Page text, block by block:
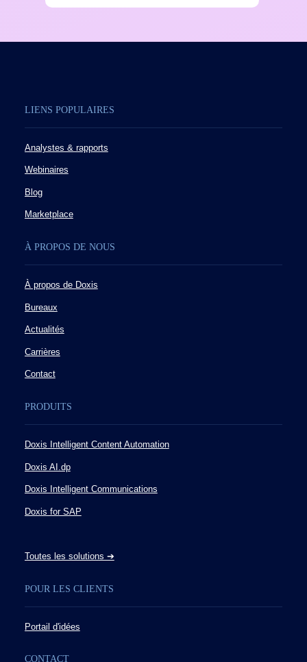
LIENS POPULAIRES
Analystes & rapports
Webinaires
Blog
Marketplace
À PROPOS DE NOUS
À propos de Doxis
Bureaux
Actualités
Carrières
Contact
PRODUITS
Doxis Intelligent Content Automation
Doxis AI.dp
Doxis Intelligent Communications
Doxis for SAP
Toutes les solutions ➔
POUR LES CLIENTS
Portail d'idées
CONTACT